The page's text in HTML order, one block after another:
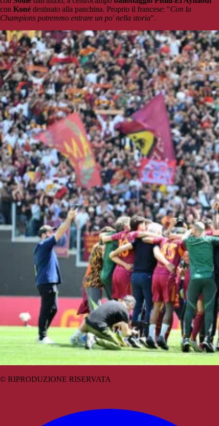
con Koné destinato alla panchina. Proprio il francese: "Con la
Champions potremmo entrare un po' nella storia".
© RIPRODUZIONE RISERVATA